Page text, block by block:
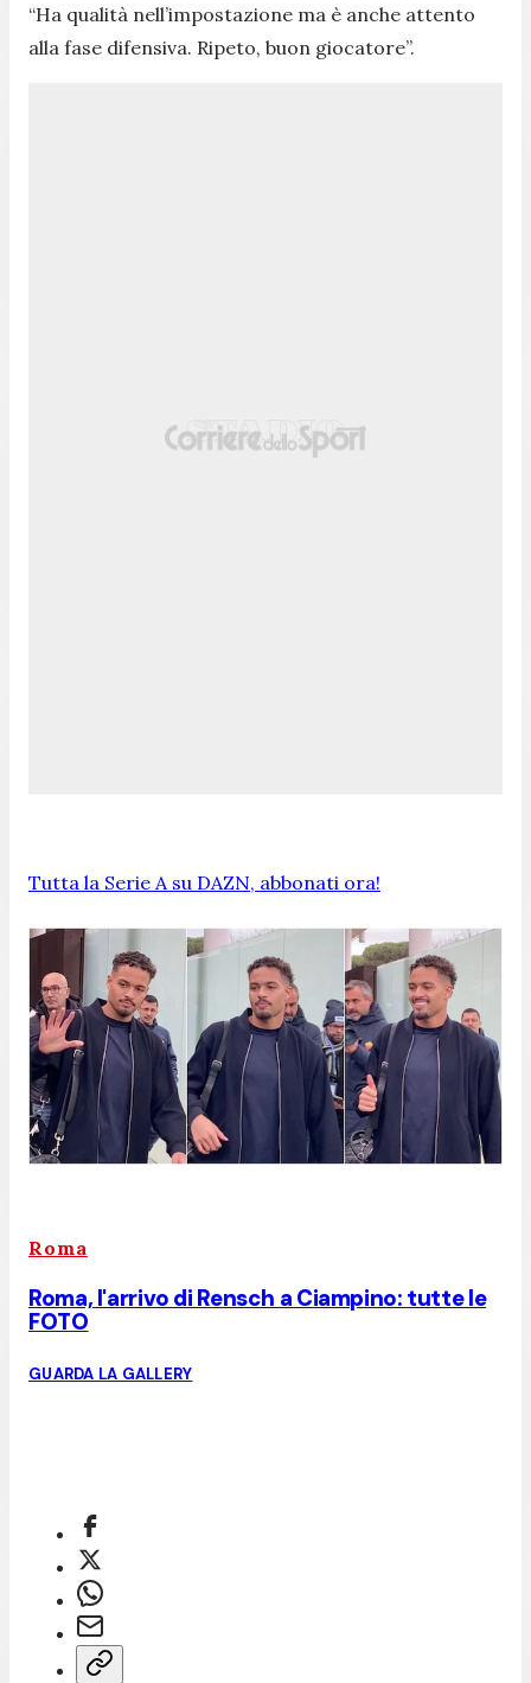
“Ha qualità nell’impostazione ma è anche attento
alla fase difensiva. Ripeto, buon giocatore”.
Tutta la Serie A su DAZN, abbonati ora!
Roma
Roma, l'arrivo di Rensch a Ciampino: tutte le
FOTO
GUARDA LA GALLERY